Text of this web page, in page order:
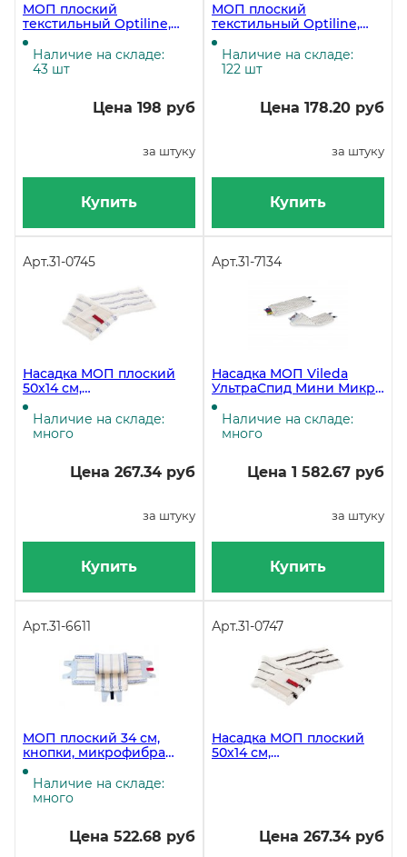
МОП плоский
текстильный Optiline,
40х13 см,
универсальный,
микрофибра, серый
Наличие на складе:
43 шт
Цена 198 руб
за штуку
Купить
МОП плоский
текстильный Optiline,
40х13 см,
универсальный,
микрофибра, белый с
Наличие на складе:
122 шт
Цена 178.20 руб
за штуку
Купить
Арт.31-0745
Насадка МОП плоский
50х14 см,
универсальный,
микрофибра, мягкий
абразив
Наличие на складе:
много
Цена 267.34 руб
за штуку
Купить
Арт.31-7134
Насадка МОП Vileda
УльтраСпид Мини Микро
Лайт 34 см
Наличие на складе:
много
Цена 1 582.67 руб
за штуку
Купить
Арт.31-6611
МОП плоский 34 см,
кнопки, микрофибра
мини
Наличие на складе:
много
Цена 522.68 руб
Арт.31-0747
Насадка МОП плоский
50х14 см,
Цена 267.34 руб